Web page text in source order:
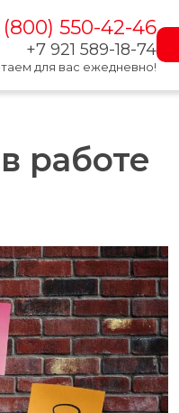
(800) 550-42-46
+7 921 589-18-74
для вас ежедневно!
работе